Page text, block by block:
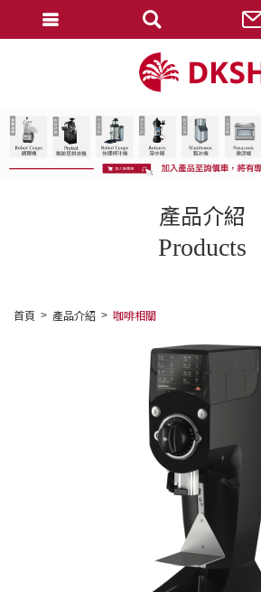
產品介紹
Products
首頁 產品介紹 咖啡相關
忘記密碼
變更密碼
會員登出